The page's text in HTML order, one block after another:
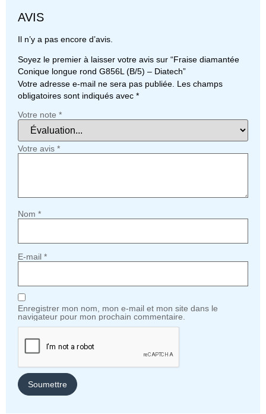
AVIS
Il n’y a pas encore d’avis.
Soyez le premier à laisser votre avis sur “Fraise diamantée
Conique longue rond G856L (B/5) – Diatech”
Votre adresse e-mail ne sera pas publiée. Les champs
obligatoires sont indiqués avec *
Votre note *
Votre avis *
Nom *
E-mail *
Enregistrer mon nom, mon e-mail et mon site dans le
navigateur pour mon prochain commentaire.